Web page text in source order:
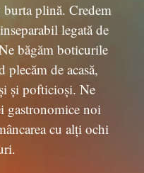
Cheltuieli
Toate articolele
plină. Credem
legată de
băgăm boticurile
de acasă,
și pofticioși. Ne
gastronomice noi
cu alți ochi